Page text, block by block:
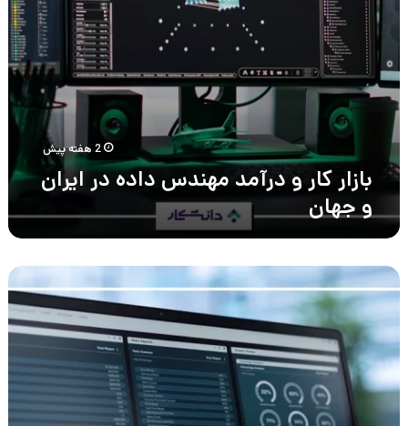
جهان
2 هفته پیش
بازار کار و درآمد مهندس داده در ایران
و جهان
۱۵
نمونه
مهندسی
از
مبتدی
تا